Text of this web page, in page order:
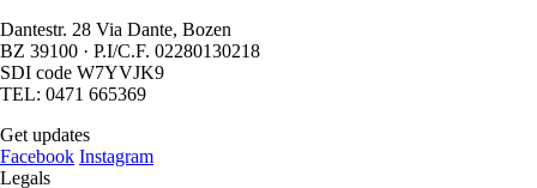
Dantestr. 28 Via Dante, Bozen
BZ 39100 · P.I/C.F. 02280130218
SDI code W7YVJK9
TEL: 0471 665369
Get updates
Facebook Instagram
Legals